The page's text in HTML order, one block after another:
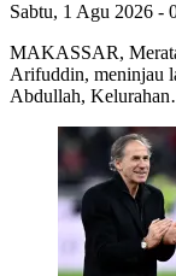
Sabtu, 1 Agu 2026 -
MAKASSAR,
Arifuddin, meninjau
Abdullah,